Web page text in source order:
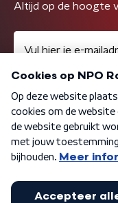
Altijd op de hoogte
Algemene